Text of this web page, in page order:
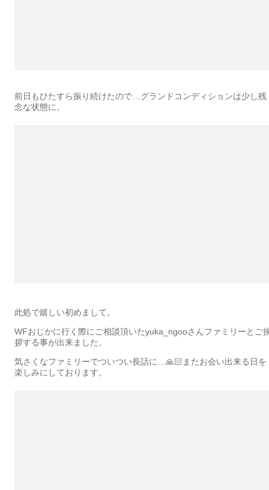
前日もひたすら振り続けたので…グランドコンディションは少し残
念な状態に。
此処で嬉しい初めまして。
WFおじかに行く際にご相談頂いたyuka_ngooさんファミリーとご
拶する事が出来ました。
気さくなファミリーでついつい長話に…🙏🏻またお会い出来る日を
楽しみにしております。